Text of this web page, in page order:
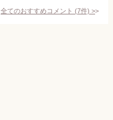
全てのおすすめコメント (7件) >